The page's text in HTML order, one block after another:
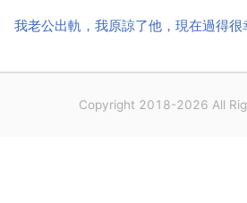
Copyright 2018-2026 All